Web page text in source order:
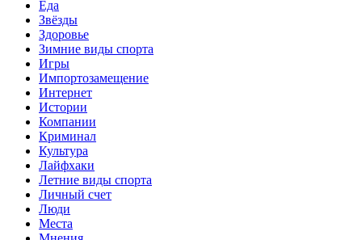
Еда
Звёзды
Здоровье
Зимние виды спорта
Игры
Импортозамещение
Интернет
Истории
Компании
Криминал
Культура
Лайфхаки
Летние виды спорта
Личный счет
Люди
Места